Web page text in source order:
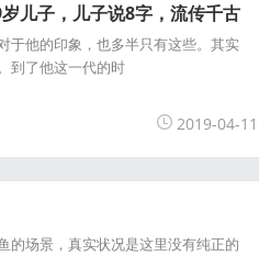
儿子，儿子说8字，流传千古
于他的印象，也多半只有这些。其实
到了他这一代的时
2019-04-11
的场景，真实状况是这里没有纯正的